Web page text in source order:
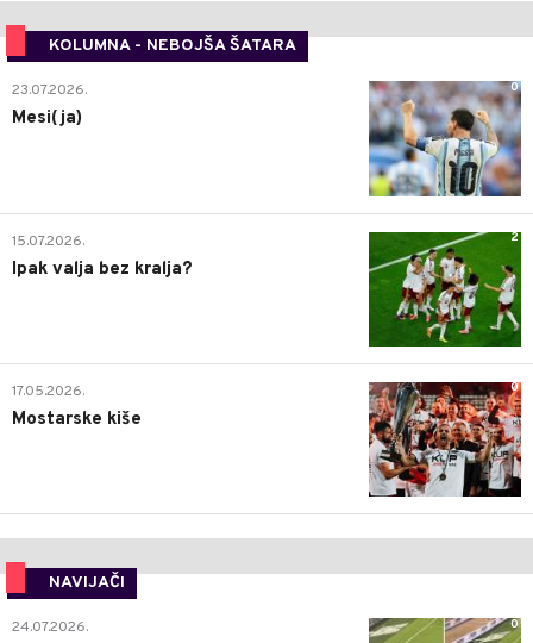
KOLUMNA - NEBOJŠA ŠATARA
0
23.07.2026.
Mesi(ja)
2
15.07.2026.
Ipak valja bez kralja?
0
17.05.2026.
Mostarske kiše
NAVIJAČI
0
24.07.2026.